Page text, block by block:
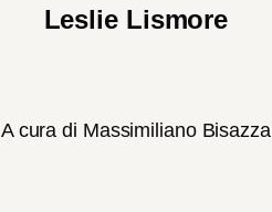
Leslie Lismore
A cura di Massimiliano Bisazza